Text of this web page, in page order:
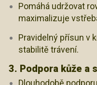
Pomáhá udržovat
maximalizuje
Pravidelný přísun v
stabilitě trávení.
3. Podpora kůže a
Dlouhodobě